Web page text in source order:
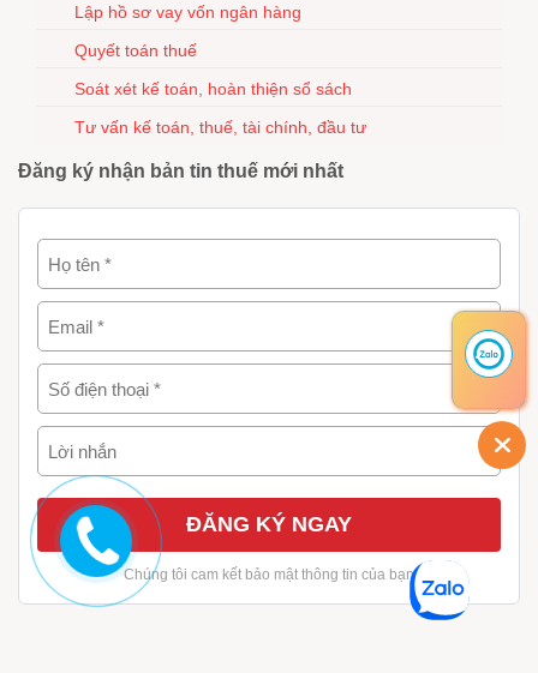
Lập hồ sơ vay vốn ngân hàng
Quyết toán thuế
Soát xét kế toán, hoàn thiện sổ sách
Tư vấn kế toán, thuế, tài chính, đầu tư
Đăng ký nhận bản tin thuế mới nhất